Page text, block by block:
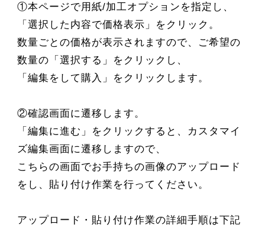
①本ページで用紙/加工オプションを指定し、
「選択した内容で価格表示」をクリック。
数量ごとの価格が表示されますので、ご希望の
数量の「選択する」をクリックし、
「編集をして購入」をクリックします。
②確認画面に遷移します。
「編集に進む」をクリックすると、カスタマイ
ズ編集画面に遷移しますので、
こちらの画面でお手持ちの画像のアップロード
をし、貼り付け作業を行ってください。
アップロード・貼り付け作業の詳細手順は下記